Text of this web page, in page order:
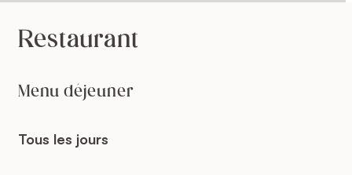
Restaurant
Menu déjeuner
Tous les jours